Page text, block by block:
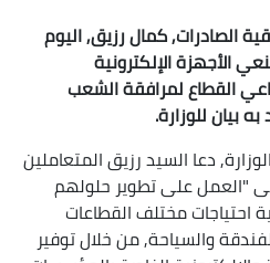
الصادرات, كمال رزيق, اليوم
الإلكترونية
القطاع لمرافقة الشعب
بيان للوزارة.
دعا السيد رزيق المتعاملين
على تطوير حلولهم
مختلف القطاعات
والسياحة, من خلال توفير